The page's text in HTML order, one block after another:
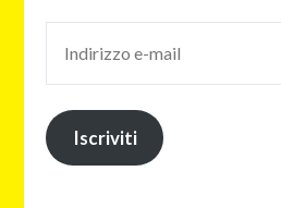
Iscriviti